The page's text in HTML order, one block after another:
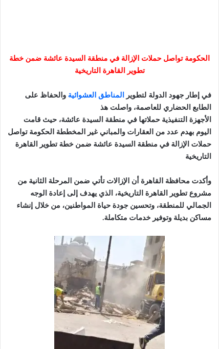
الحكومة تواصل حملات الإزالة في منطقة السيدة عائشة ضمن خطة
تطوير القاهرة التاريخية
في إطار جهود الدولة لتطوير المناطق العشوائية والحفاظ على
الطابع الحضاري للعاصمة، واصلت هذ
الأجهزة التنفيذية حملاتها في منطقة السيدة عائشة، حيث قامت
اليوم بهدم عدد من العقارات والمباني غير المخططة الحكومة تواصل
حملات الإزالة في منطقة السيدة عائشة ضمن خطة تطوير القاهرة
التاريخية
وأكدت محافظة القاهرة أن الإزالات تأتي ضمن المرحلة الثانية من
مشروع تطوير القاهرة التاريخية، الذي يهدف إلى إعادة الوجه
الجمالي للمنطقة، وتحسين جودة حياة المواطنين، من خلال إنشاء
مساكن بديلة وتوفير خدمات متكاملة.